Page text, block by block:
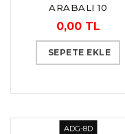
ARABALI 10
RADYANLI CAMLI "V"
TİPİ (55GUD-V-CA)
0,00 TL
SEPETE EKLE
ADG-8D